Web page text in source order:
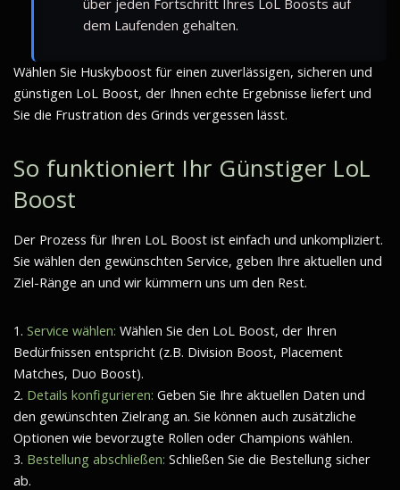
über jeden Fortschritt Ihres LoL Boosts auf
dem Laufenden gehalten.
Wählen Sie Huskyboost für einen zuverlässigen, sicheren und
günstigen LoL Boost, der Ihnen echte Ergebnisse liefert und
Sie die Frustration des Grinds vergessen lässt.
So funktioniert Ihr Günstiger LoL
Boost
Der Prozess für Ihren LoL Boost ist einfach und unkompliziert.
Sie wählen den gewünschten Service, geben Ihre aktuellen und
Ziel-Ränge an und wir kümmern uns um den Rest.
1. Service wählen: Wählen Sie den LoL Boost, der Ihren
Bedürfnissen entspricht (z.B. Division Boost, Placement
Matches, Duo Boost).
2. Details konfigurieren: Geben Sie Ihre aktuellen Daten und
den gewünschten Zielrang an. Sie können auch zusätzliche
Optionen wie bevorzugte Rollen oder Champions wählen.
3. Bestellung abschließen: Schließen Sie die Bestellung sicher
ab.